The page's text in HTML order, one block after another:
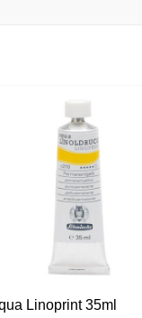
Linoprint 35ml